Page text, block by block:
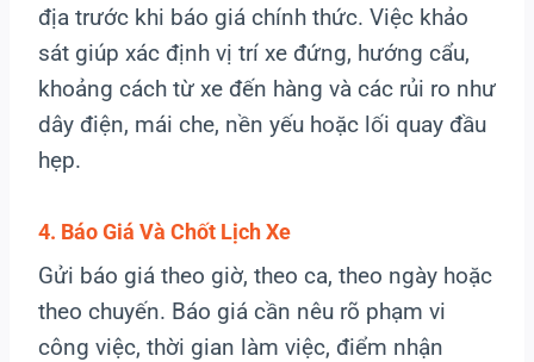
địa trước khi báo giá chính thức. Việc khảo
sát giúp xác định vị trí xe đứng, hướng cẩu,
khoảng cách từ xe đến hàng và các rủi ro như
dây điện, mái che, nền yếu hoặc lối quay đầu
hẹp.
4. Báo Giá Và Chốt Lịch Xe
Gửi báo giá theo giờ, theo ca, theo ngày hoặc
theo chuyến. Báo giá cần nêu rõ phạm vi
công việc, thời gian làm việc, điểm nhận